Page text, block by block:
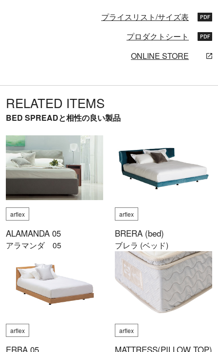
プライスリスト/サイズ表
プロダクトシート
ONLINE STORE
RELATED ITEMS
BED SPREADと相性の良い製品
arflex
ALAMANDA 05
アラマンダ 05
arflex
BRERA (bed)
ブレラ (ベッド)
arflex
ERBA 05
arflex
MATTRESS(PILLOW TOP)